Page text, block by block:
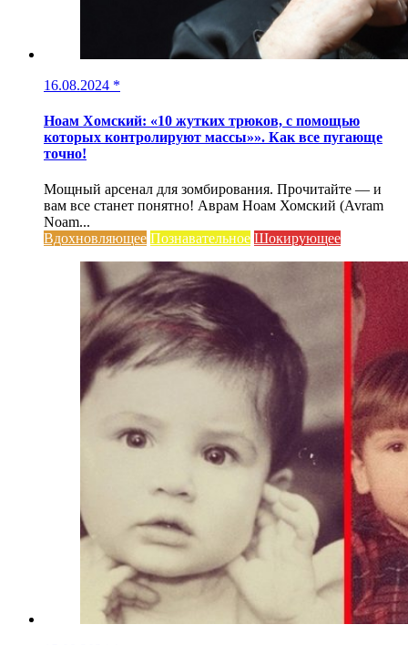
16.08.2024 *
Ноам Хомский: «10 жутких трюков, с помощью
которых контролируют массы»». Как все пугающе
точно!
Мощный арсенал для зомбирования. Прочитайте — и
вам все станет понятно! Аврам Ноам Хомский (Avram
Noam...
Вдохновляющее Познавательное Шокирующее